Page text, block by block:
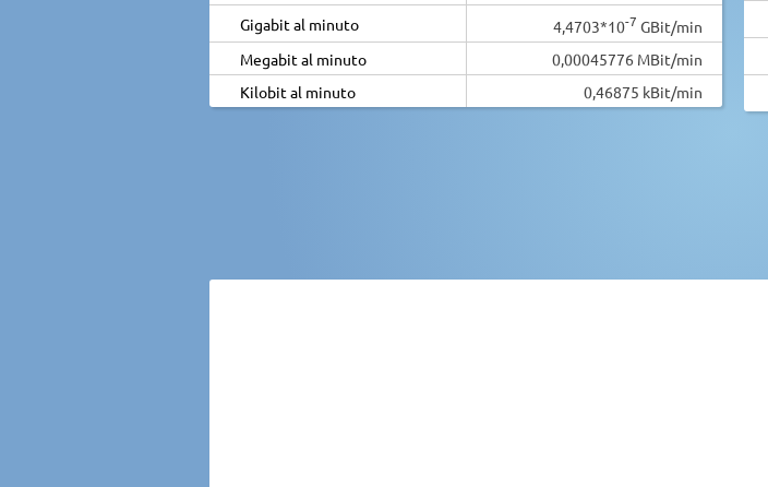
Gigabit al minuto
4,4703*10-7 GBit/min
Megabit al minuto
0,00045776 MBit/min
Kilobit al minuto
0,46875 kBit/min